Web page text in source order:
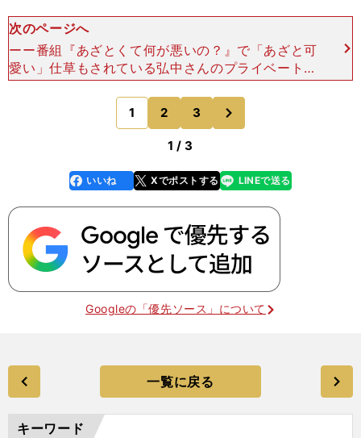
次のページへ
ーー番組『あざとくて何が悪いの？』で「あざと可
愛い」仕草もされている弘中さんのプライベートも
気になります。休みの日はどのように過ごしていま
すか？弘中 ジムへ行ってトレーニングをしたり、
気心の知れた友達
1 2 3
1 / 3
faceboo
k
いいね Xでポストする
line LINEで送る
Googleの「優先ソース」について
一覧に戻る
キーワード